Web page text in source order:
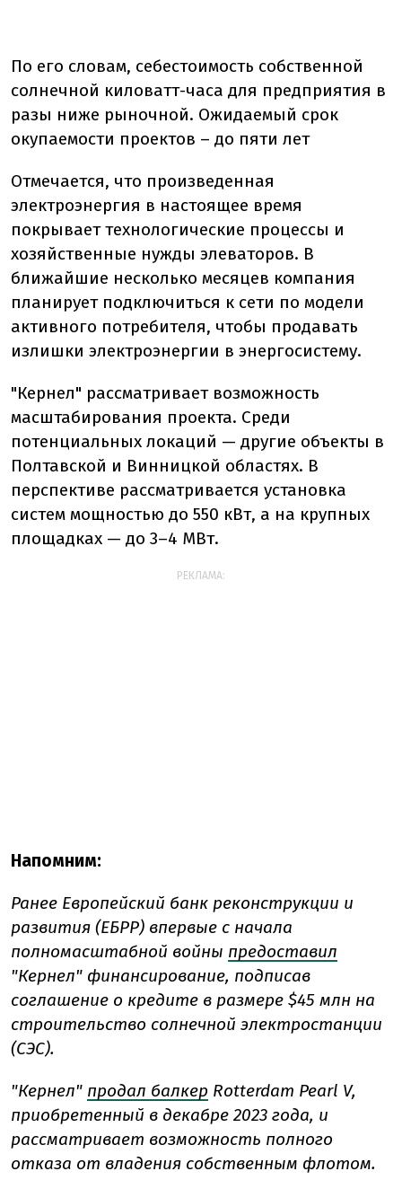
По его словам, себестоимость собственной
солнечной киловатт-часа для предприятия в
разы ниже рыночной. Ожидаемый срок
окупаемости проектов – до пяти лет
Отмечается, что произведенная
электроэнергия в настоящее время
покрывает технологические процессы и
хозяйственные нужды элеваторов. В
ближайшие несколько месяцев компания
планирует подключиться к сети по модели
активного потребителя, чтобы продавать
излишки электроэнергии в энергосистему.
"Кернел" рассматривает возможность
масштабирования проекта. Среди
потенциальных локаций — другие объекты в
Полтавской и Винницкой областях. В
перспективе рассматривается установка
систем мощностью до 550 кВт, а на крупных
площадках — до 3–4 МВт.
РЕКЛАМА:
Напомним:
Ранее Европейский банк реконструкции и
развития (ЕБРР) впервые с начала
полномасштабной войны предоставил
"Кернел" финансирование, подписав
соглашение о кредите в размере $45 млн на
строительство солнечной электростанции
(СЭС).
"Кернел" продал балкер Rotterdam Pearl V,
приобретенный в декабре 2023 года, и
рассматривает возможность полного
отказа от владения собственным флотом.